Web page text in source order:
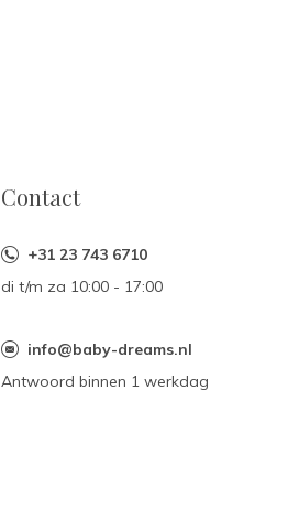
Contact
+31 23 743 6710
di t/m za 10:00 - 17:00
info@baby-dreams.nl
Antwoord binnen 1 werkdag